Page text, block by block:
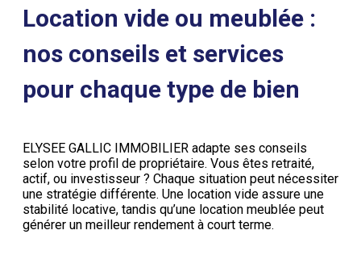
Location vide ou meublée :
nos conseils et services
pour chaque type de bien
ELYSEE GALLIC IMMOBILIER adapte ses conseils
selon votre profil de propriétaire. Vous êtes retraité,
actif, ou investisseur ? Chaque situation peut nécessiter
une stratégie différente. Une location vide assure une
stabilité locative, tandis qu’une location meublée peut
générer un meilleur rendement à court terme.